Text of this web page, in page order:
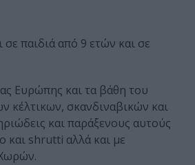
παιδιά από 9 ετών και σε
Ευρώπης και τα βάθη του
κέλτικων, σκανδιναβικών και
και παράξενους αυτούς
και shrutti αλλά και με